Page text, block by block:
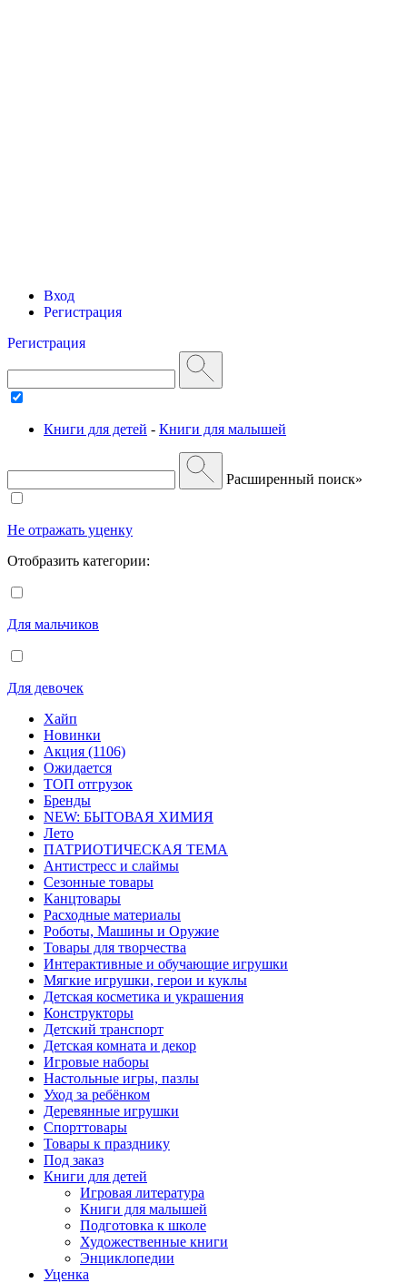
Вход
Регистрация
Регистрация
Книги для детей - Книги для малышей
Расширенный поиск»
Не отражать уценку
Отобразить категории:
Для мальчиков
Для девочек
Хайп
Новинки
Акция (1106)
Ожидается
ТОП отгрузок
Бренды
NEW: БЫТОВАЯ ХИМИЯ
Лето
ПАТРИОТИЧЕСКАЯ ТЕМА
Антистресс и слаймы
Сезонные товары
Канцтовары
Расходные материалы
Роботы, Машины и Оружие
Товары для творчества
Интерактивные и обучающие игрушки
Мягкие игрушки, герои и куклы
Детская косметика и украшения
Конструкторы
Детский транспорт
Детская комната и декор
Игровые наборы
Настольные игры, пазлы
Уход за ребёнком
Деревянные игрушки
Спорттовары
Товары к празднику
Под заказ
Книги для детей
Игровая литература
Книги для малышей
Подготовка к школе
Художественные книги
Энциклопедии
Уценка